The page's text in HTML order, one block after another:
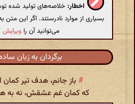
اخطار: خلاصه‌های تولید شده
بسیاری از موارد نادرستند. اگر این
می‌توانید آن را ویرایش
برگردان به زبان
# باز جانم، هدف تیر
که کمان غم عشقش، نه به